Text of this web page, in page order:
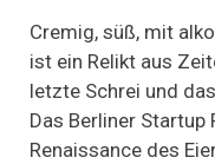
Cremig, süß, mit
ist ein Relikt aus
letzte Schrei und
Das Berliner
Renaissance des